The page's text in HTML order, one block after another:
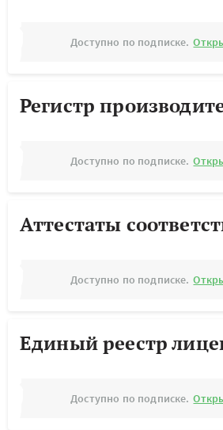
Доступно по подписке.
Регистр
Доступно по подписке.
Аттестаты
Доступно по подписке.
Единый реестр
Доступно по подписке.